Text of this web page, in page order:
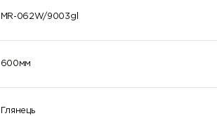
MR-062W/9003gl
600мм
Глянець